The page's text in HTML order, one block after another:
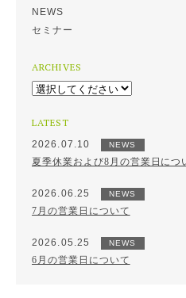
NEWS
セミナー
ARCHIVES
LATEST
2026.07.10 NEWS
夏季休業および8月の営業日につ
2026.06.25 NEWS
7月の営業日について
2026.05.25 NEWS
6月の営業日について